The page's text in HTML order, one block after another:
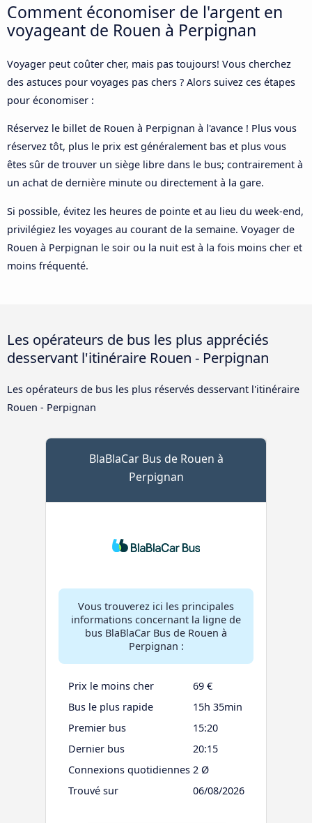
Comment économiser de l'argent en
voyageant de Rouen à Perpignan
Voyager peut coûter cher, mais pas toujours! Vous cherchez
des astuces pour voyages pas chers ? Alors suivez ces étapes
pour économiser :
Réservez le billet de Rouen à Perpignan à l'avance ! Plus vous
réservez tôt, plus le prix est généralement bas et plus vous
êtes sûr de trouver un siège libre dans le bus; contrairement à
un achat de dernière minute ou directement à la gare.
Si possible, évitez les heures de pointe et au lieu du week-end,
privilégiez les voyages au courant de la semaine. Voyager de
Rouen à Perpignan le soir ou la nuit est à la fois moins cher et
moins fréquenté.
Les opérateurs de bus les plus appréciés
desservant l'itinéraire Rouen - Perpignan
Les opérateurs de bus les plus réservés desservant l'itinéraire
Rouen - Perpignan
BlaBlaCar Bus de Rouen à
Perpignan
Vous trouverez ici les principales
informations concernant la ligne de
bus BlaBlaCar Bus de Rouen à
Perpignan :
Prix le moins cher
69 €
Bus le plus rapide
15h 35min
Premier bus
15:20
Dernier bus
20:15
Connexions quotidiennes 2 Ø
Trouvé sur
06/08/2026